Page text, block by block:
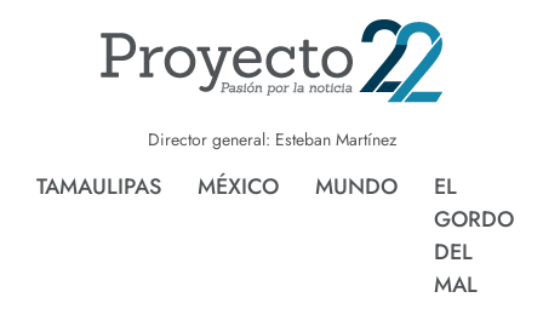
Director general: Esteban Martínez
TAMAULIPAS MÉXICO MUNDO
EL
GORDO
DEL
MAL